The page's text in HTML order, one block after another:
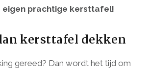
eigen prachtige kersttafel!
kersttafel dekken
gereed? Dan wordt het tijd om